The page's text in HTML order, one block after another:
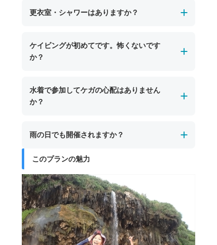
パンプキン鍾乳洞は、宮古島の東南部、保良泉
干潮時にのみ入口が現れ、カボチャのような形
をした岩が特徴。宮古島市街地からは車で約30
ケリングやケイビングツアーで訪れることがで
きます。
更衣室・シャワーはありますか？
男女別の温水シャワーと更衣室、トイレを完備
しています。
で利用できるプールもあり、宮古島の海遊び後
も楽しい時間を推し越しいただけます。
ケイビングが初めてです。怖くないです
か？
初めての方でも安心してご参加いただけます。
宮古島のパンプキン鍾乳洞では、一部に天井が
ットやヘルメットなどの安全装備も完備してお
力や経験に自信がない方でも安心して楽しめま
す。
水着で参加してケガの心配はありません
か？
はい、水着でご参加いただいても大きなケガの
ただし、岩場などで小さな擦り傷が生じる場合
は、レギンスや長袖のラッシュガードを着用い
ただくと一層安全です。
雨の日でも開催されますか？
宮古島のパンプキン鍾乳洞ツアーは、海況が安
全と判断できる場合、雨の日でも開催します。
シトシト雨程度であれば問題なく催行可能で
す。ツアーが中止となった場合は、日程変更や
代案をご提案いたします。
このプランの魅力